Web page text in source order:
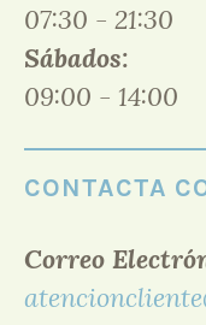
07:30 - 21:30
Sábados:
09:00 - 14:00
CONTACTA
Correo